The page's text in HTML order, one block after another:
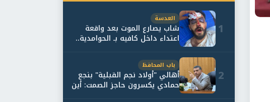
1
العدسة
شاب يصارع الموت بعد واقعة
اعتداء داخل كافيه بـ الحوامدية..
وأسرته...
2
باب المحافظ
أهالي "أولاد نجم القبلية" بنجع
حمادي يكسرون حاجز الصمت: أين
حقيقة...